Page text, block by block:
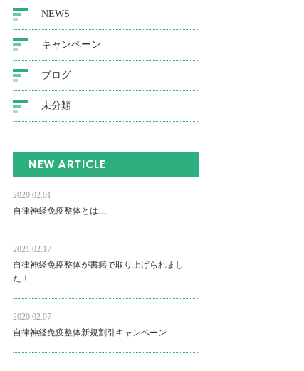
NEWS
キャンペーン
ブログ
未分類
NEW ARTICLE
2020.02.01
自律神経免疫整体とは…
2021.02.17
自律神経免疫整体が書籍で取り上げられまし
た！
2020.02.07
自律神経免疫整体新規割引キャンペーン